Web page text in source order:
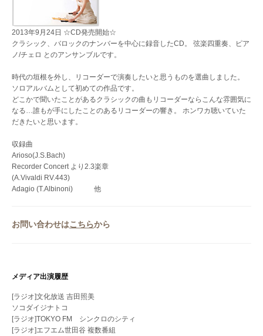
2013年9月24日 ☆CD発売開始☆
クラシック、バロックのナンバーを中心に録音したCD。 弦楽四重奏、ピア
ノ/チェロ とのアンサンブルです。
時代の垣根を外し、リコーダーで演奏したいと思うものを選曲しました。
ソロアルバムとして初めての作品です。
どこかで聞いたことがあるクラシックの曲もリコーダーならこんな雰囲気に
なる…誰もが手にしたことのあるリコーダーの響き。 ホンワカ聴いていた
だきたいと思います。
収録曲
Arioso(J.S.Bach)
Recorder Concert より2.3楽章
(A.Vivaldi RV.443)
Adagio (T.Albinoni) 他
お問い合わせはこちらから
メディア出演履歴
[ラジオ]文化放送 吉田照美
ソコダイジナトコ
[ラジオ]TOKYO FM シンクロのシティ
[ラジオ]エフエム世田谷 複数番組